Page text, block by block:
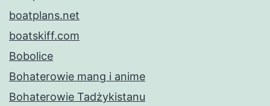
boatplans.net
boatskiff.com
Bobolice
Bohaterowie mang i anime
Bohaterowie Tadżykistanu